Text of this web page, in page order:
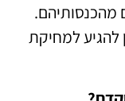
מהכנסותיהם.
להגיע למחיקת